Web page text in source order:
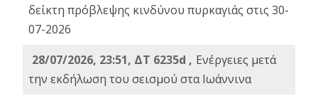
δείκτη πρόβλεψης κινδύνου πυρκαγιάς στις 30-
07-2026
28/07/2026, 23:51, ΔΤ 6235d , Ενέργειες μετά
την εκδήλωση του σεισμού στα Ιωάννινα